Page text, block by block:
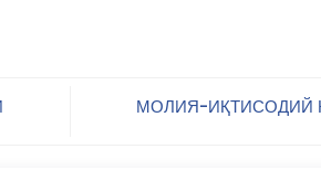
МОЛИЯ-ИҚТИСОДИЙ